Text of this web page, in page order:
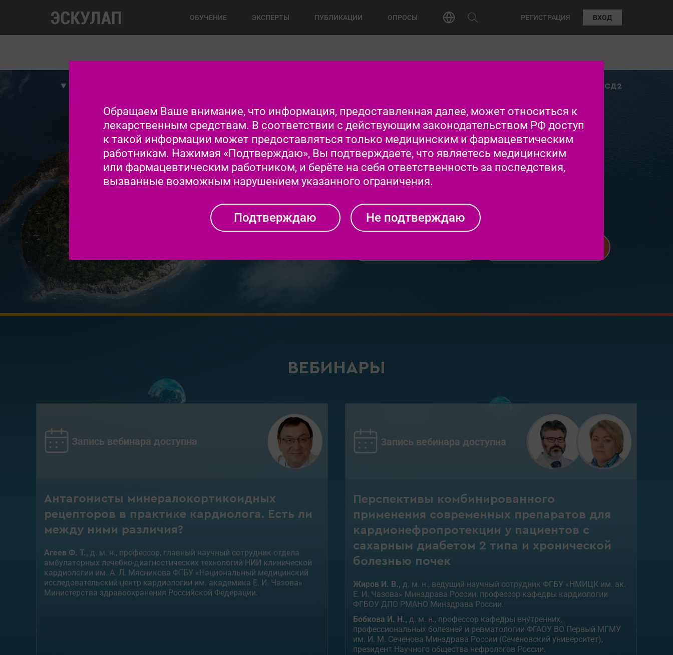
ОБУЧЕНИЕ ЭКСПЕРТЫ ПУБЛИКАЦИИ ОПРОСЫ РЕГИСТРАЦИЯ ВХОД
Лечение ХБП при СД2
ЗАБЫТЫЙ ОСТРОВ ХБП
НА МЕДИЦИНСКОЙ КАРТЕ
ПАЦИЕНТА С СД2
ВЕБИНАРЫ
Запись вебинара доступна
Антагонисты минералокортикоидных
рецепторов в практике кардиолога. Есть ли
между ними различия?
Агеев Ф. Т., д. м. н., профессор, главный научный сотрудник отдела
амбулаторных лечебно-диагностических технологий НИИ клинической
кардиологии им. А. Л. Мясникова ФГБУ «Национальный медицинский
исследовательский центр кардиологии им. академика Е. И. Чазова»
Министерства здравоохранения Российской Федерации.
Запись вебинара доступна
Перспективы комбинированного
применения современных препаратов для
кардионефропротекции у пациентов с
сахарным диабетом 2 типа и хронической
болезнью почек
Жиров И. В., д. м. н., ведущий научный сотрудник ФГБУ «НМИЦК им. ак.
Е. И. Чазова» Минздрава России, профессор кафедры кардиологии
ФГБОУ ДПО РМАНО Минздрава России.
Бобкова И. Н., д. м. н., профессор кафедры внутренних,
профессиональных болезней и ревматологии ФГАОУ ВО Первый МГМУ
им. И. М. Сеченова Минздрава России (Сеченовский университет),
президент Научного общества нефрологов России.
Обращаем Ваше внимание, что информация, предоставленная далее, может относиться к
лекарственным средствам. В соответствии с действующим законодательством РФ доступ
к такой информации может предоставляться только медицинским и фармацевтическим
работникам. Нажимая «Подтверждаю», Вы подтверждаете, что являетесь медицинским
или фармацевтическим работником, и берёте на себя ответственность за последствия,
вызванные возможным нарушением указанного ограничения.
Подтверждаю Не подтверждаю